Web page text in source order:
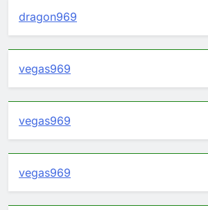
dragon969
vegas969
vegas969
vegas969